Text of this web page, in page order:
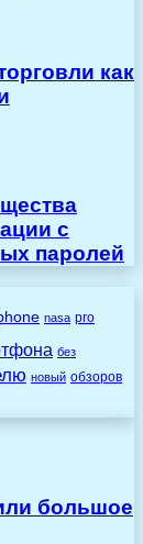
как
с
паролей
nasa pro
без
новый обзоров
большое